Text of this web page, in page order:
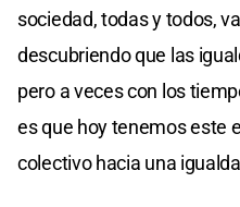
sociedad, todas y todos,
descubriendo que las
pero a veces con los
es que hoy tenemos este
colectivo hacia una